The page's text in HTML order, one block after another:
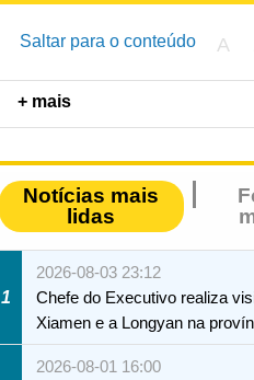
Saltar para o conteúdo A
+ mais
Notícias mais
lidas
1
2026-08-03 23:12
Chefe do Executivo realiza
Xiamen e a Longyan na
2026-08-01 16:00